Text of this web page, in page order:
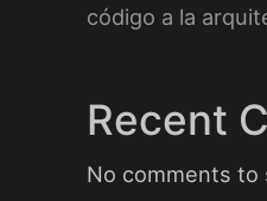
código a la
Recent
No comments to